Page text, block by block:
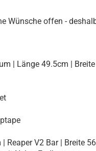
Wünsche offen -
| Länge 49.5cm |
Reaper V2 Bar | Breite